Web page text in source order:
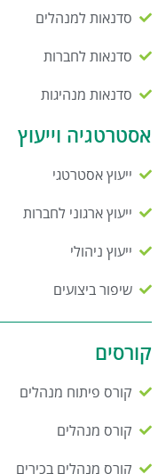
סדנאות למנהלים
סדנאות לחברות
סדנאות מנהיגות
אסטרטגיה וייעוץ
ייעוץ אסטרטגי
ייעוץ ארגוני לחברות
ייעוץ ניהולי
שיפור ביצועים
קורסים
קורס פיתוח מנהלים
קורס מנהלים
קורס מנהלים בכירים